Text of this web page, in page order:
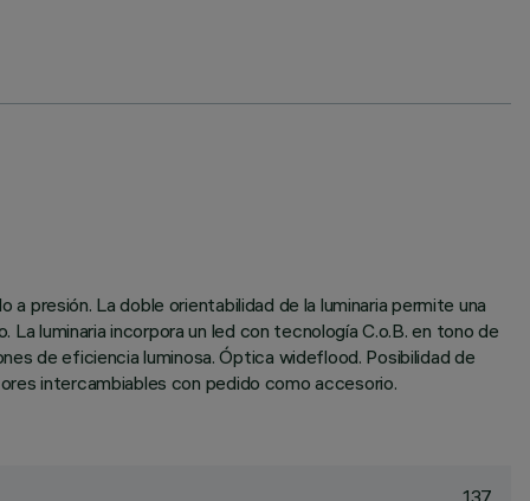
presión. La doble orientabilidad de la luminaria permite una
luminaria incorpora un led con tecnología C.o.B. en tono de
de eficiencia luminosa. Óptica wideflood. Posibilidad de
intercambiables con pedido como accesorio.
137